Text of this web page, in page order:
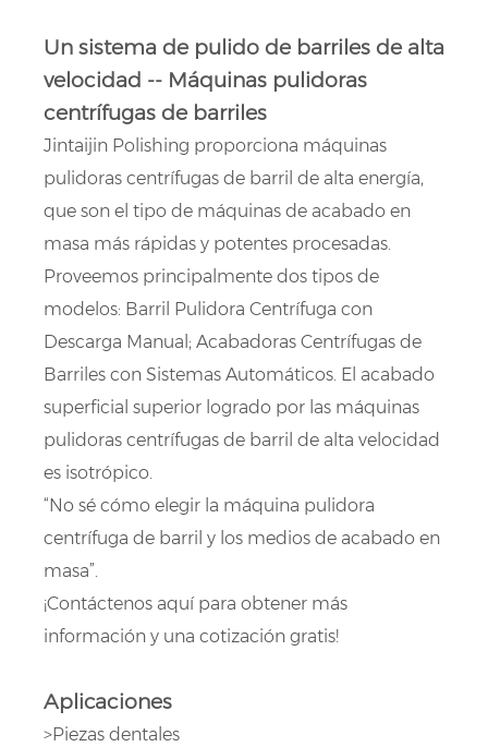
Un sistema de pulido de barriles de alta
velocidad -- Máquinas pulidoras
centrífugas de barriles
Jintaijin Polishing proporciona máquinas
pulidoras centrífugas de barril de alta energía,
que son el tipo de máquinas de acabado en
masa más rápidas y potentes procesadas.
Proveemos principalmente dos tipos de
modelos: Barril Pulidora Centrífuga con
Descarga Manual; Acabadoras Centrífugas de
Barriles con Sistemas Automáticos. El acabado
superficial superior logrado por las máquinas
pulidoras centrífugas de barril de alta velocidad
es isotrópico.
“No sé cómo elegir la máquina pulidora
centrífuga de barril y los medios de acabado en
masa”.
¡Contáctenos aquí para obtener más
información y una cotización gratis!
Aplicaciones
>Piezas dentales